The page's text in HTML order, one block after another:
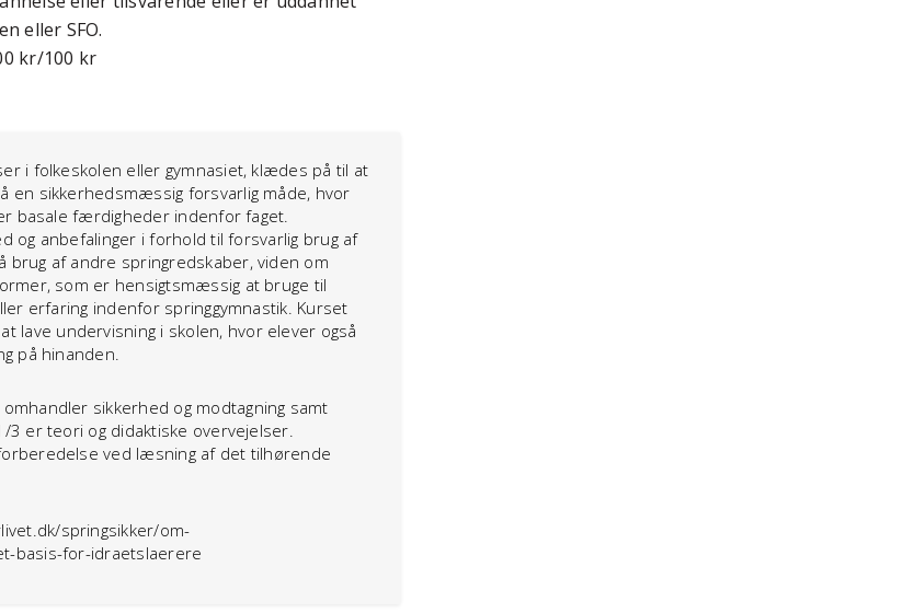
eller SFO.
kr/100 kr
i folkeskolen eller gymnasiet, klædes på til at
en sikkerhedsmæssig forsvarlig måde, hvor
basale færdigheder indenfor faget.
anbefalinger i forhold til forsvarlig brug af
brug af andre springredskaber, viden om
som er hensigtsmæssig at bruge til
erfaring indenfor springgymnastik. Kurset
lave undervisning i skolen, hvor elever også
på hinanden.
sikkerhed og modtagning samt
3 er teori og didaktiske overvejelser.
ved læsning af det tilhørende
springsikker/om-
basis-for-idraetslaerere